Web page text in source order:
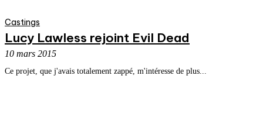
Castings
Lucy Lawless rejoint Evil Dead
10 mars 2015
Ce projet, que j'avais totalement zappé, m'intéresse de plus...